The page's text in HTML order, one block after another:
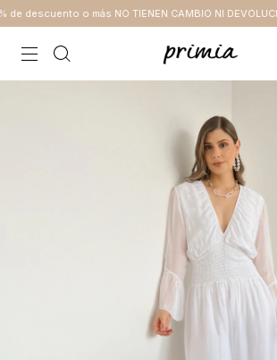
descuento o más NO TIENEN CAMBIO NI